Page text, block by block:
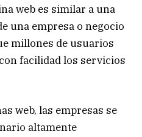
web es similar a una
una empresa o negocio
millones de usuarios
facilidad los servicios
web, las empresas se
altamente